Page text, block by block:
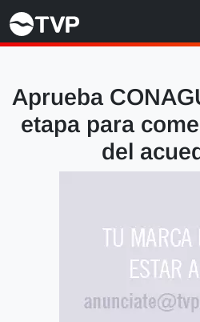
Aprueba
etapa para
del